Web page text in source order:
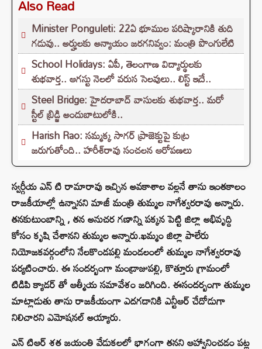
Also Read
Minister Ponguleti: 22ఏ భూముల పరిష్కారానికి తుది
గడువు.. అర్హులకు అన్యాయం జరగనివ్వం: మంత్రి పొంగులేటి
School Holidays: ఏపీ, తెలంగాణ విద్యార్థులకు
శుభవార్త.. ఆగస్టు నెలలో వరుస సెలవులు.. లిస్ట్ ఇదే..
Steel Bridge: హైదరాబాద్ వాసులకు శుభవార్త.. మరో
స్టీల్ బ్రిడ్జి అందుబాటులోకి..
Harish Rao: సమ్మక్క సాగర్ ప్రాజెక్టుపై కుట్ర
జరుగుతోంది.. హరీశ్‌రావు సంచలన ఆరోపణలు
స్వర్గీయ ఎన్ టి రామారావు ఇచ్చిన అవకాశాల వల్లనే తాను ఇంతకాలం
రాజకీయాల్లో ఉన్నానని మాజీ మంత్రి తుమ్మల నాగేశ్వరరావు అన్నారు.
తనకుటుంబాన్ని , తన అనుచర గణాన్ని పక్కన పెట్టి జిల్లా అభివృద్ది
కోసం కృషి చేశానని తుమ్మల అన్నారు.ఖమ్మం జిల్లా పాలేరు
నియోజకవర్గంలోని నేలకొండపల్లి మండలంలో తుమ్మల నాగేశ్వరరావు
పర్యటించారు. ఈ సందర్బంగా మండ్రాజుపల్లి, కొత్తూరు గ్రామంలో
టిడిపి క్యాడర్ తో ఆత్మీయ సమావేశం జరిగింది. ఈసందర్బంగా తుమ్మల
మాట్లాడుతు తాను రాజకీయంగా ఎదగడానికి ఎన్టీఆర్ చేదోడుగా
నిలిచారని ఎమోషనల్ అయ్యారు.
ఎన్ టిఆర్ శత జయంతి వేడుకలలో భాగంగా తనని ఆహ్వానించడం పట్ల